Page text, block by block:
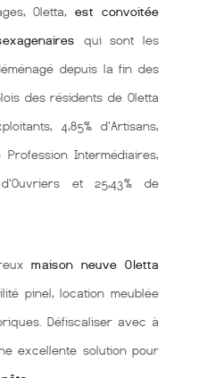
Oletta, est convoitée
qui sont les
depuis la fin des
des résidents de Oletta
4,85% d'Artisans,
Profession Intermédiaires,
d'Ouvriers et 25,43% de
maison neuve Oletta
pinel, location meublée
Défiscaliser avec à
excellente solution pour